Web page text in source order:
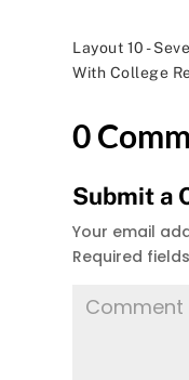
Layout 10 -
With College
0
Submit a
Your email
Required